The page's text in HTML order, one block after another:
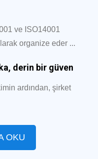
ve ISO14001
organize eder ...
derin bir güven
ardından, şirket
OKU